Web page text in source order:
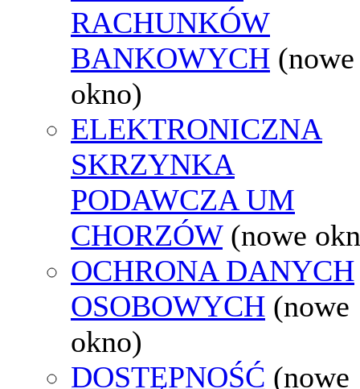
RACHUNKÓW
BANKOWYCH (nowe
okno)
ELEKTRONICZNA
SKRZYNKA
PODAWCZA UM
CHORZÓW (nowe
OCHRONA DANYCH
OSOBOWYCH (nowe
okno)
DOSTĘPNOŚĆ (nowe